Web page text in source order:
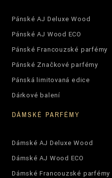
Pánské AJ Deluxe Wood
Pánské AJ Wood ECO
Pánské Francouzské parfémy
Pánské Značkové parfémy
Pánská limitovaná edice
Dárkové balení
DÁMSKÉ PARFÉMY
Dámské AJ Deluxe Wood
Dámské AJ Wood ECO
Dámské Francouzské parfémy